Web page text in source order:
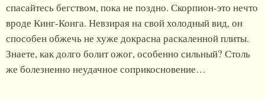
спасайтесь бегством, пока не поздно. Скорпион-это нечто
вроде Кинг-Конга. Невзирая на свой холодный вид, он
способен обжечь не хуже докрасна раскаленной плиты.
Знаете, как долго болит ожог, особенно сильный? Столь
же болезненно неудачное соприкосновение…